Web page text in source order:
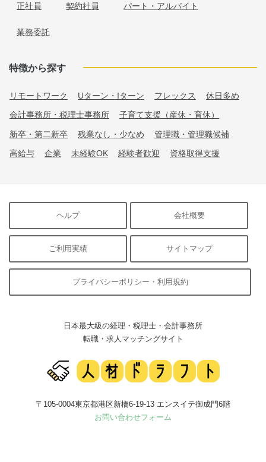
正社員 契約社員 パート・アルバイト
業務委託
特徴から探す
リモートワーク Uターン・Iターン フレックス 休日多め
会計事務所・税理士事務所 子育て支援（産休・育休）
新卒・第二新卒 残業なし・少なめ 管理職・管理職候補
高給与 企業 未経験OK 経験者歓迎 資格取得支援
ヘルプ 会社概要
ご利用実績 サイトマップ
プライバシーポリシー・利用規約
日本最大級の経理・税理士・会計事務所
転職・求人マッチングサイト
〒105-0004東京都港区新橋6-19-13 エンスイテ御成門6階
お問い合わせフォーム